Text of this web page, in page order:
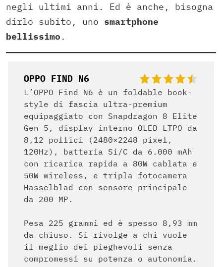
negli ultimi anni. Ed è anche, bisogna
dirlo subito, uno smartphone
bellissimo .
OPPO FIND N6
L’OPPO Find N6 è un foldable book-
style di fascia ultra-premium
equipaggiato con Snapdragon 8 Elite
Gen 5, display interno OLED LTPO da
8,12 pollici (2480×2248 pixel,
120Hz), batteria Si/C da 6.000 mAh
con ricarica rapida a 80W cablata e
50W wireless, e tripla fotocamera
Hasselblad con sensore principale
da 200 MP.
Pesa 225 grammi ed è spesso 8,93 mm
da chiuso. Si rivolge a chi vuole
il meglio dei pieghevoli senza
compromessi su potenza o autonomia.